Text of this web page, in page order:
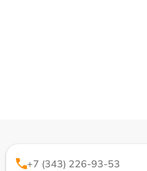
+7 (343) 226-93-53